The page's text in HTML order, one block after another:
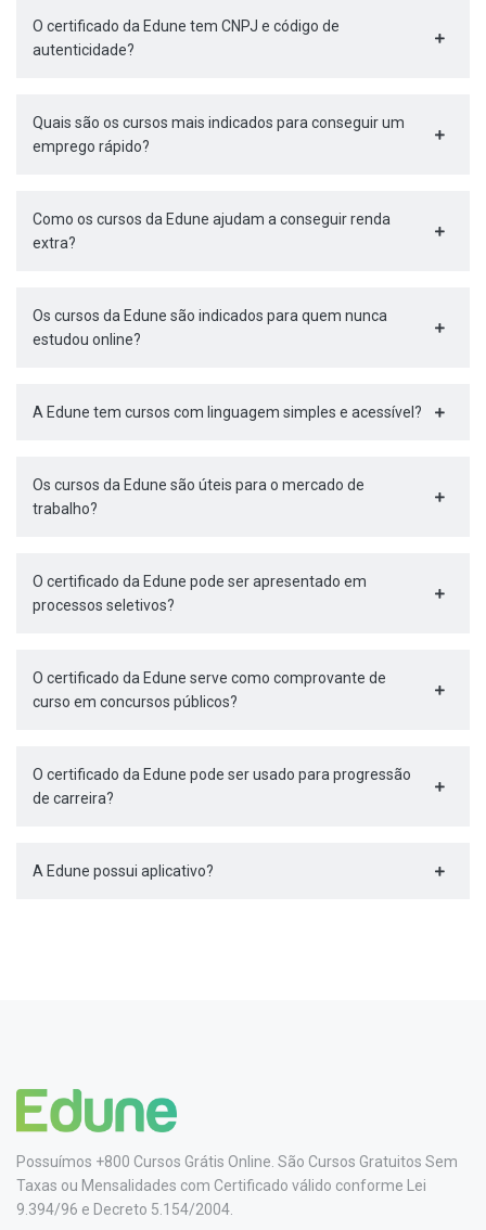
O certificado da Edune tem CNPJ e código de
autenticidade?
Quais são os cursos mais indicados para conseguir um
emprego rápido?
Como os cursos da Edune ajudam a conseguir renda
extra?
Os cursos da Edune são indicados para quem nunca
estudou online?
A Edune tem cursos com linguagem simples e acessível?
Os cursos da Edune são úteis para o mercado de
trabalho?
O certificado da Edune pode ser apresentado em
processos seletivos?
O certificado da Edune serve como comprovante de
curso em concursos públicos?
O certificado da Edune pode ser usado para progressão
de carreira?
A Edune possui aplicativo?
Possuímos +800 Cursos Grátis Online. São Cursos Gratuitos Sem
Taxas ou Mensalidades com Certificado válido conforme Lei
9.394/96 e Decreto 5.154/2004.